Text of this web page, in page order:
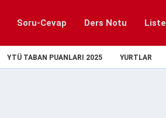
Soru-Cevap Ders Notu Liste
YTÜ TABAN PUANLARI 2025 YURTLAR